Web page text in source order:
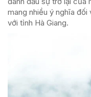
mang nhiều ý nghĩa đối
với tỉnh Hà Giang.